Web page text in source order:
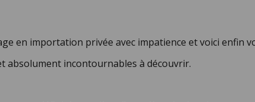
en importation privée avec impatience et voici enfin
absolument incontournables à découvrir.